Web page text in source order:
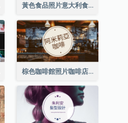
黃色食品照片意大利食品名片
棕色咖啡館照片咖啡店名片